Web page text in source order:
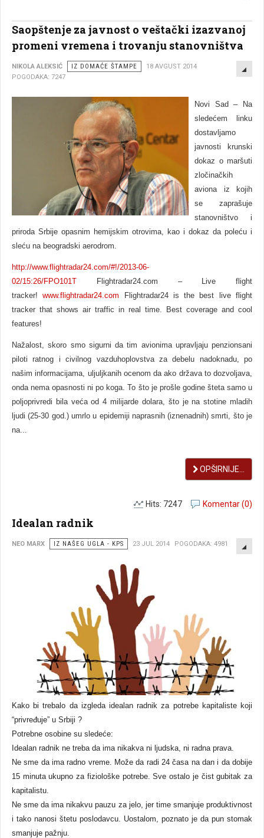
Saopštenje za javnost o veštački izazvanoj
promeni vremena i trovanju stanovništva
NIKOLA ALEKSIĆ IZ DOMAĆE ŠTAMPE
18 AVGUST 2014
POGODAKA: 7247
Novi Sad – Na
sledećem linku
dostavljamo
javnosti krunski
dokaz o maršuti
zločinačkih
aviona iz kojih
se zaprašuje
stanovništvo i
priroda Srbije opasnim hemijskim otrovima, kao i dokaz da poleću i
sleću na beogradski aerodrom.
http://www.flightradar24.com/#!/2013-06-
02/15:26/FPO101T Flightradar24.com – Live flight
tracker!www.flightradar24.com Flightradar24 is the best live flight
tracker that shows air traffic in real time. Best coverage and cool
features!
Nažalost, skoro smo sigurni da tim avionima upravljaju penzionsani
piloti ratnog i civilnog vazduhoplovstva za debelu nadoknadu, po
našim informacijama, uljuljkanih ocenom da ako država to dozvoljava,
onda nema opasnosti ni po koga. To što je prošle godine šteta samo u
poljoprivredi bila veća od 4 milijarde dolara, što je na stotine mladih
ljudi (25-30 god.) umrlo u epidemiji naprasnih (iznenadnih) smrti, što je
na...
OPŠIRNIJE...
Komentar (0)
Hits: 7247
Idealan radnik
NEO MARX IZ NAŠEG UGLA - KPS 23 JUL 2014 POGODAKA: 4981
Kako bi trebalo da izgleda idealan radnik za potrebe kapitaliste koji
“privređuje” u Srbiji ?
Potrebne osobine su sledeće:
Idealan radnik ne treba da ima nikakva ni ljudska, ni radna prava.
Ne sme da ima radno vreme. Može da radi 24 časa na dan i da dobije
15 minuta ukupno za fiziološke potrebe. Sve ostalo je čist gubitak za
kapitalistu.
Ne sme da ima nikakvu pauzu za jelo, jer time smanjuje produktivnost
i tako nanosi štetu poslodavcu. Uostalom, poznato je da pun stomak
smanjuje pažnju.